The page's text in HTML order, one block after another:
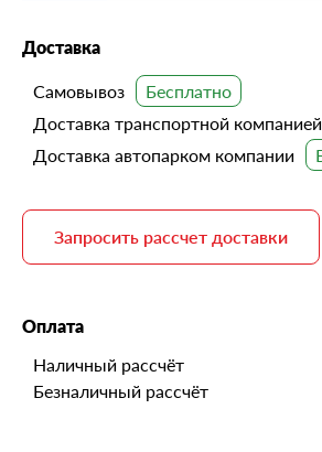
Доставка
Самовывоз
Доставка транспортной компанией
Доставка автопарком компании
Запросить рассчет доставки
Оплата
Наличный рассчёт
Безналичный рассчёт